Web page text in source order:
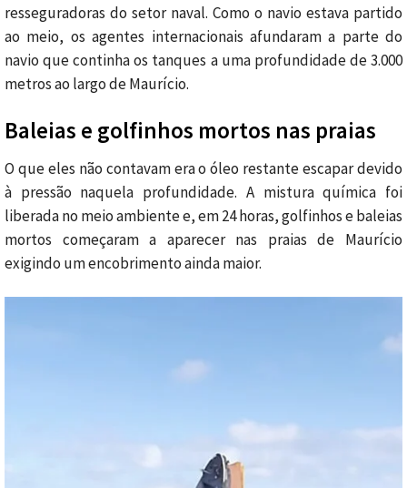
resseguradoras do setor naval. Como o navio estava partido
ao meio, os agentes internacionais afundaram a parte do
navio que continha os tanques a uma profundidade de 3.000
metros ao largo de Maurício.
Baleias e golfinhos mortos nas praias
O que eles não contavam era o óleo restante escapar devido
à pressão naquela profundidade. A mistura química foi
liberada no meio ambiente e, em 24 horas, golfinhos e baleias
mortos começaram a aparecer nas praias de Maurício
exigindo um encobrimento ainda maior.